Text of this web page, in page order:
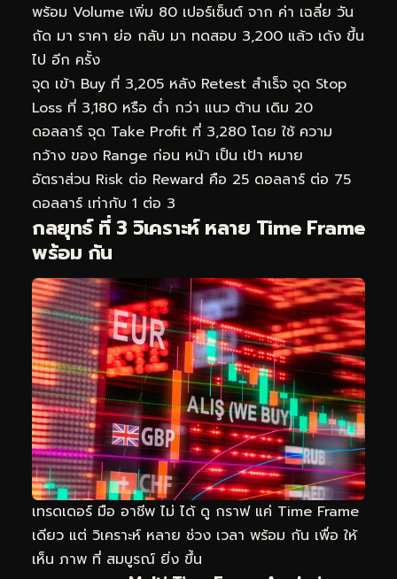
พร้อม Volume เพิ่ม 80 เปอร์เซ็นต์ จาก ค่า เฉลี่ย วัน
ถัด มา ราคา ย่อ กลับ มา ทดสอบ 3,200 แล้ว เด้ง ขึ้น
ไป อีก ครั้ง
จุด เข้า Buy ที่ 3,205 หลัง Retest สำเร็จ จุด Stop
Loss ที่ 3,180 หรือ ต่ำ กว่า แนว ต้าน เดิม 20
ดอลลาร์ จุด Take Profit ที่ 3,280 โดย ใช้ ความ
กว้าง ของ Range ก่อน หน้า เป็น เป้า หมาย
อัตราส่วน Risk ต่อ Reward คือ 25 ดอลลาร์ ต่อ 75
ดอลลาร์ เท่ากับ 1 ต่อ 3
กลยุทธ์ ที่ 3 วิเคราะห์ หลาย Time Frame
พร้อม กัน
เทรดเดอร์ มือ อาชีพ ไม่ ได้ ดู กราฟ แค่ Time Frame
เดียว แต่ วิเคราะห์ หลาย ช่วง เวลา พร้อม กัน เพื่อ ให้
เห็น ภาพ ที่ สมบูรณ์ ยิ่ง ขึ้น